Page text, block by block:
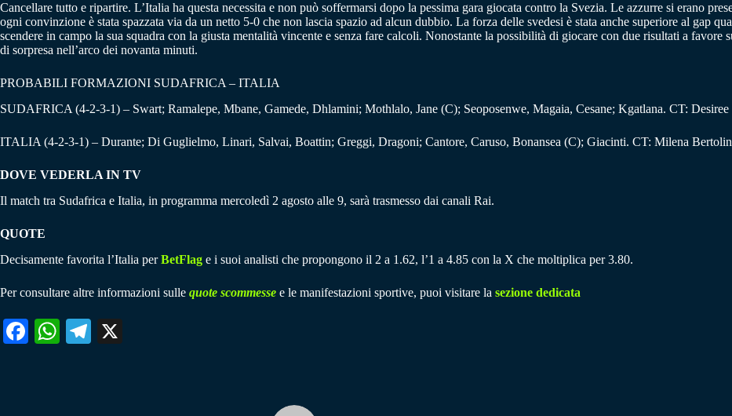
Cancellare tutto e ripartire. L’Italia ha questa necessita e non può soffermarsi dopo la pessima gara giocata contro la Svezia. Le azzurre si erano
ogni convinzione è stata spazzata via da un netto 5-0 che non lascia spazio ad alcun dubbio. La forza delle svedesi è stata anche superiore al gap
scendere in campo la sua squadra con la giusta mentalità vincente e senza fare calcoli. Nonostante la possibilità di giocare con due risultati a favore
di sorpresa nell’arco dei novanta minuti.
PROBABILI FORMAZIONI SUDAFRICA – ITALIA
SUDAFRICA (4-2-3-1) – Swart; Ramalepe, Mbane, Gamede, Dhlamini; Mothlalo, Jane (C); Seoposenwe, Magaia, Cesane; Kgatlana. CT:
ITALIA (4-2-3-1) – Durante; Di Guglielmo, Linari, Salvai, Boattin; Greggi, Dragoni; Cantore, Caruso, Bonansea (C); Giacinti. CT: Milena
DOVE VEDERLA IN TV
Il match tra Sudafrica e Italia, in programma mercoledì 2 agosto alle 9, sarà trasmesso dai canali Rai.
QUOTE
Decisamente favorita l’Italia perBetFlag e i suoi analisti che propongono il 2 a 1.62, l’1 a 4.85 con la X che moltiplica per 3.80.
Per consultare altre informazioni sulle quote scommesse e le manifestazioni sportive, puoi visitare la sezione dedicata
Fa W
Te